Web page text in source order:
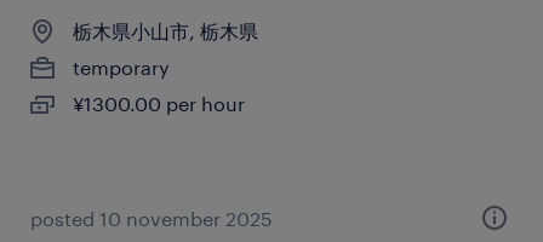
栃木県小山市, 栃木県
temporary
¥1300.00 per hour
posted 10 november 2025